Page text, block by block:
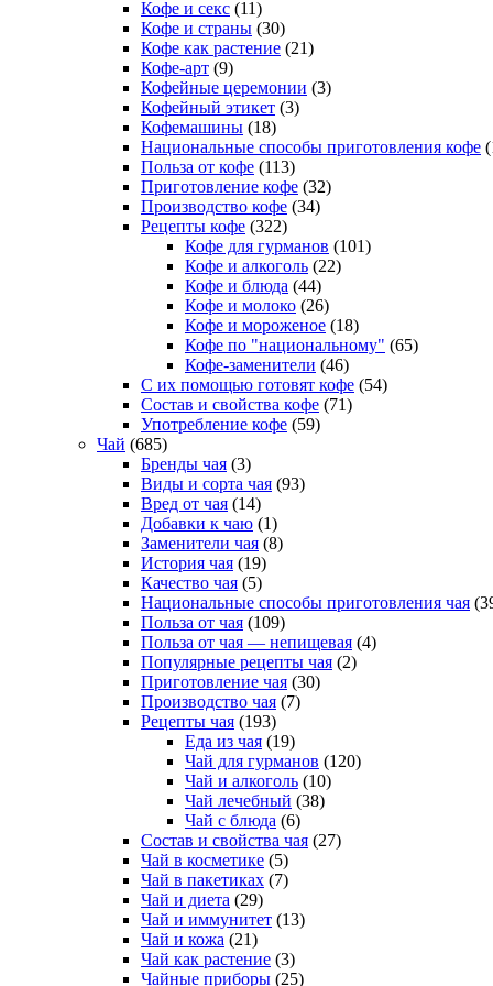
Кофе и секс (11)
Кофе и страны (30)
Кофе как растение (21)
Кофе-арт (9)
Кофейные церемонии (3)
Кофейный этикет (3)
Кофемашины (18)
Национальные способы приготовления кофе
Польза от кофе (113)
Приготовление кофе (32)
Производство кофе (34)
Рецепты кофе (322)
Кофе для гурманов (101)
Кофе и алкоголь (22)
Кофе и блюда (44)
Кофе и молоко (26)
Кофе и мороженое (18)
Кофе по "национальному" (65)
Кофе-заменители (46)
С их помощью готовят кофе (54)
Состав и свойства кофе (71)
Употребление кофе (59)
Чай (685)
Бренды чая (3)
Виды и сорта чая (93)
Вред от чая (14)
Добавки к чаю (1)
Заменители чая (8)
История чая (19)
Качество чая (5)
Национальные способы приготовления чая
Польза от чая (109)
Польза от чая — непищевая (4)
Популярные рецепты чая (2)
Приготовление чая (30)
Производство чая (7)
Рецепты чая (193)
Еда из чая (19)
Чай для гурманов (120)
Чай и алкоголь (10)
Чай лечебный (38)
Чай с блюда (6)
Состав и свойства чая (27)
Чай в косметике (5)
Чай в пакетиках (7)
Чай и диета (29)
Чай и иммунитет (13)
Чай и кожа (21)
Чай как растение (3)
Чайные приборы (25)